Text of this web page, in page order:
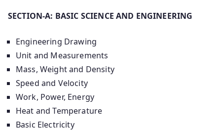
SECTION-A: BASIC SCIENCE AND ENGINEERING
Engineering Drawing
Unit and Measurements
Mass, Weight and Density
Speed and Velocity
Work, Power, Energy
Heat and Temperature
Basic Electricity